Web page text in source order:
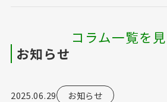
コラム一覧を
お知らせ
2025.06.29 お知らせ